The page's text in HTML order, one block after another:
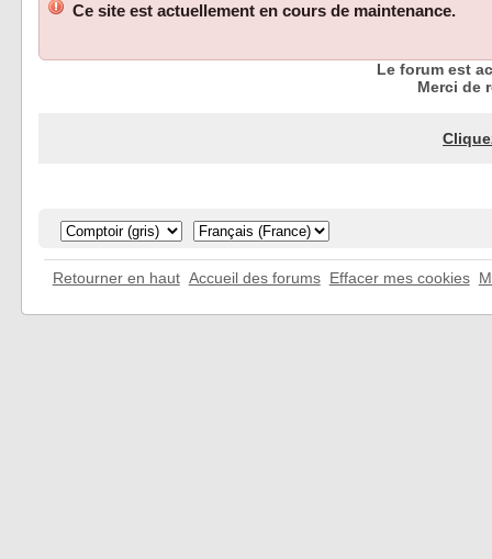
Ce site est actuellement en cours de maintenance.
Le forum est
Merci de
Retourner en haut Accueil des forums Effacer mes cookies